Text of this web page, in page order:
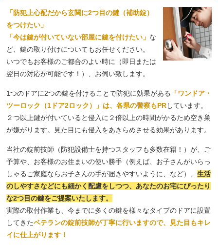
「防犯上心配だから玄関に2つ目の鍵（補助錠）
をつけたい」
「今は鍵が付いていない部屋に鍵を付けたい」 な
ど、鍵の取り付けについてもお任せください。
いつでもお客様のご都合のよい時に（即日または
翌日の対応が可能です！）、お伺い致します。
1つのドアに2つの鍵を付けることで防犯に効果がある
「ワンドア・
ツーロック（1ドア2ロック）」は、各県の警察もPRしています。
２つ以上鍵が付いていると侵入に２倍以上の時間がかるため空き巣
が嫌がります。見た目にも侵入をあきらめさせる効果があります。
当社の錠前技師（防犯設備士を持つスタッフも多数在籍！）が、ご
予算や、お客様のお住まいの使い勝手（例えば、お子さんがいらっ
しゃるご家庭ならお子さんの手が届きやすいように、など）、 生活
のしやすさなどにも細かく配慮をしつつ、あなたのお宅にぴったり
な2つ目の鍵をご提案いたします。
実際の取付作業も、今までに多くの鍵を様々なタイプのドアに設置
してきたベテランの錠前技師が丁寧に行いますので、見た目もキレ
イに仕上がります！